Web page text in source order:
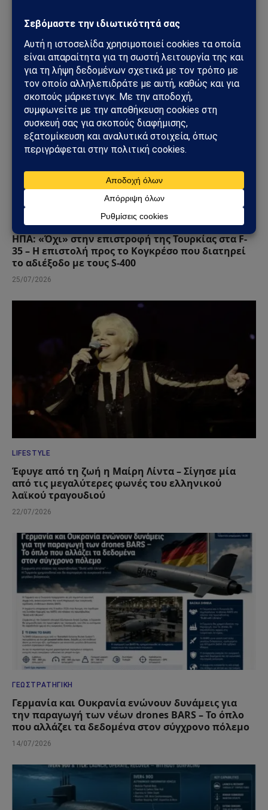
με τον νέο ηγέτη της Χαμάς – Ισχυρό γεωπολιτικό
μήνυμα προς Ισραήλ και Δύση
30/07/2026
ΗΠΑ: «Όχι» στην επιστροφή της Τουρκίας στα F-
35 – Η επιστολή προς το Κογκρέσο που διατηρεί
το αδιέξοδο με τους S-400
25/07/2026
LIFESTYLE
Έφυγε από τη ζωή η Μαίρη Λίντα – Σίγησε μία
από τις μεγαλύτερες φωνές του ελληνικού
λαϊκού τραγουδιού
22/07/2026
ΓΕΩΣΤΡΑΤΗΓΙΚΉ
Γερμανία και Ουκρανία ενώνουν δυνάμεις για
την παραγωγή των νέων drones BARS – Το όπλο
που αλλάζει τα δεδομένα στον σύγχρονο πόλεμο
14/07/2026